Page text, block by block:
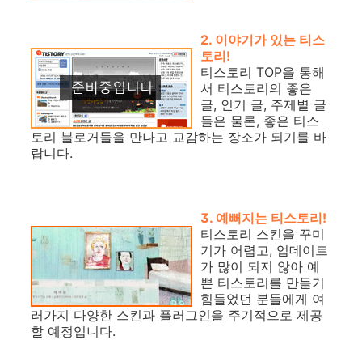
2. 이야기가 있는 티스
토리!
티스토리 TOP을 통해
서 티스토리의 좋은
글, 인기 글, 주제별 글
들은 물론, 좋은 티스
토리 블로거들을 만나고 교감하는 장소가 되기를 바
랍니다.
3. 예뻐지는 티스토리!
티스토리 스킨을 꾸미
기가 어렵고, 업데이트
가 많이 되지 않아 예
쁜 티스토리를 만들기
힘들었던 분들에게 여
러가지 다양한 스킨과 플러그인을 주기적으로 제공
할 예정입니다.